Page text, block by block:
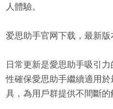
人體驗。
爱思助手官网下载，最新版
日常更新是愛思助手吸引
性確保愛思助手繼續適用
具，為用戶群提供不間斷的